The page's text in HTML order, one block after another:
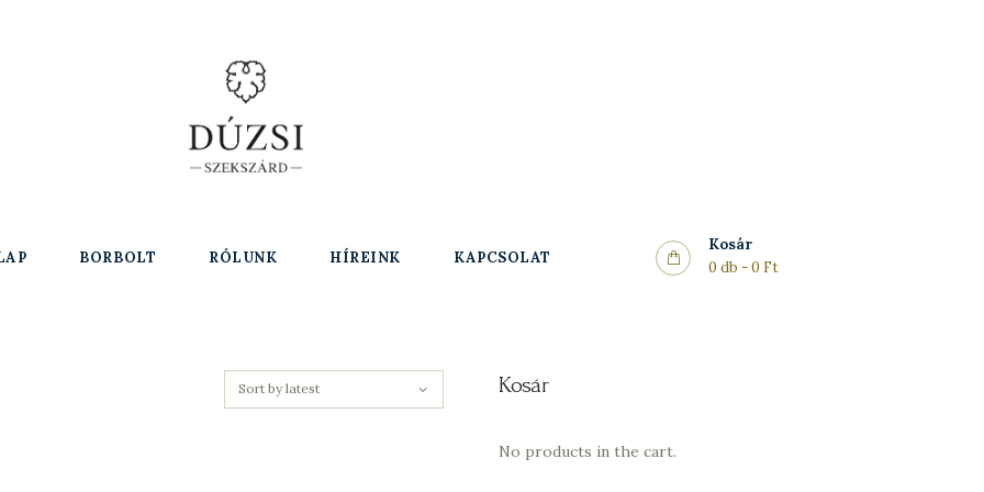
BORBOLT RÓLUNK HÍREINK KAPCSOLAT
Kosár
0 db -0 Ft
Kosár
No products in the cart.